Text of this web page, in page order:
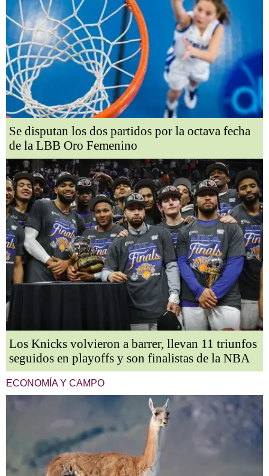
Se disputan los dos partidos por la octava fecha
de la LBB Oro Femenino
Los Knicks volvieron a barrer, llevan 11 triunfos
seguidos en playoffs y son finalistas de la NBA
ECONOMÍA Y CAMPO